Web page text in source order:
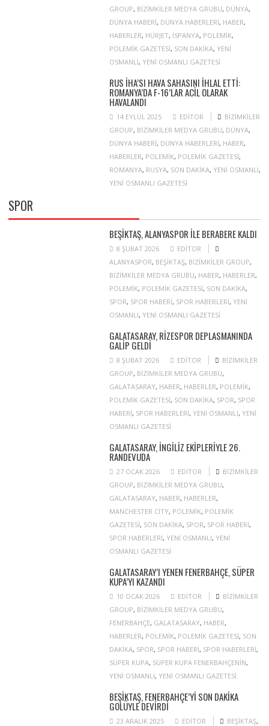
GROUP, BIZIMKILER MEDYA GRUBU, DÜNYA,
DÜNYA HABERI, DÜNYA HABERLERI, HABER,
HABERLER, HÜRJET, ISPANYA, POLEMIK,
POLEMIK GAZETESI, SON DAKIKA, YENI
OSMANLI, YENI OSMANLI GAZETESI
RUS İHA’SI HAVA SAHASINI IHLAL ETTI:
ROMANYA’DA F-16’LAR ACIL OLARAK
HAVALANDI
14 EYLÜL 2025 EDITOR
BIZIMKILER
GROUP, BIZIMKILER MEDYA GRUBU, DÜNYA,
DÜNYA HABERI, DÜNYA HABERLERI, HABER,
HABERLER, POLEMIK, POLEMIK GAZETESI,
ROMANYA, RUSYA, SON DAKIKA, YENI OSMANLI,
YENI OSMANLI GAZETESI
SPOR
BEŞIKTAŞ, ALANYASPOR ILE BERABERE KALDI
8 ŞUBAT 2026
EDITOR
ALANYASPOR, BEŞIKTAŞ, BIZIMKILER GROUP,
BIZIMKILER MEDYA GRUBU, HABER, HABERLER,
POLEMIK, POLEMIK GAZETESI, SON DAKIKA,
SPOR, SPOR HABERI, SPOR HABERLERI, YENI
OSMANLI, YENI OSMANLI GAZETESI
GALATASARAY, RIZESPOR DEPLASMANINDA
GALIP GELDI
8 ŞUBAT 2026 EDITOR
BIZIMKILER
GROUP, BIZIMKILER MEDYA GRUBU,
GALATASARAY, HABER, HABERLER, POLEMIK,
POLEMIK GAZETESI, SON DAKIKA, SPOR, SPOR
HABERI, SPOR HABERLERI, YENI OSMANLI, YENI
OSMANLI GAZETESI
GALATASARAY, İNGILIZ EKIPLERIYLE 26.
RANDEVUDA
27 OCAK 2026 EDITOR
BIZIMKILER
GROUP, BIZIMKILER MEDYA GRUBU,
GALATASARAY, HABER, HABERLER,
MANCHESTER CITY, POLEMIK, POLEMIK
GAZETESI, SON DAKIKA, SPOR, SPOR HABERI,
SPOR HABERLERI, YENI OSMANLI, YENI
OSMANLI GAZETESI
GALATASARAY’I YENEN FENERBAHÇE, SÜPER
KUPA’YI KAZANDI
10 OCAK 2026 EDITOR
BIZIMKILER
GROUP, BIZIMKILER MEDYA GRUBU,
FENERBAHÇE, GALATASARAY, HABER,
HABERLER, POLEMIK, POLEMIK GAZETESI, SON
DAKIKA, SPOR, SPOR HABERI, SPOR HABERLERI,
SÜPER KUPA, SÜPER KUPA FENERBAHÇENIN,
YENI OSMANLI, YENI OSMANLI GAZETESI
BEŞIKTAŞ, FENERBAHÇE’YI SON DAKIKA
GOLÜYLE DEVIRDI
23 ARALIK 2025 EDITOR BEŞIKTAŞ,